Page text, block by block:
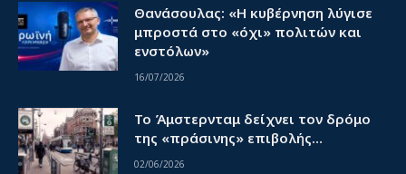
Θανάσουλας: «Η κυβέρνηση λύγισε
μπροστά στο «όχι» πολιτών και
ενστόλων»
16/07/2026
Το Άμστερνταμ δείχνει τον δρόμο
της «πράσινης» επιβολής…
02/06/2026